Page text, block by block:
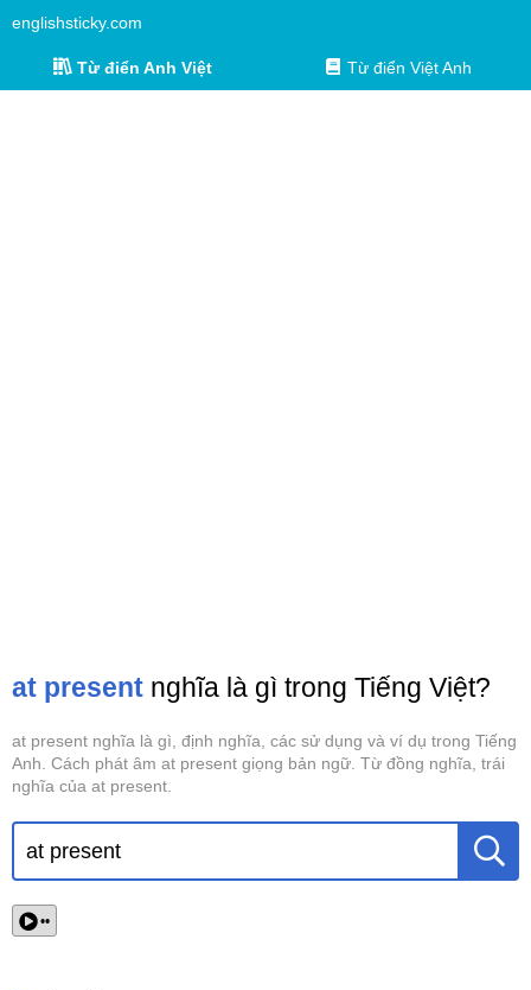
englishsticky.com
Từ điển Anh Việt Từ điển Việt Anh
at present nghĩa là gì trong Tiếng Việt?
at present nghĩa là gì, định nghĩa, các sử dụng và ví dụ trong Tiếng
Anh. Cách phát âm at present giọng bản ngữ. Từ đồng nghĩa, trái
nghĩa của at present.
••